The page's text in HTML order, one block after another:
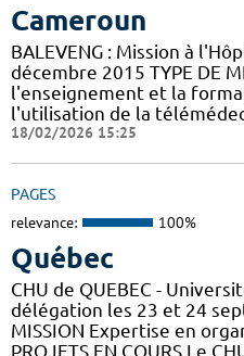
Cameroun
BALEVENG : Mission à
décembre 2015 TYPE DE
l'enseignement et la
l'utilisation de la
18/02/2026 15:25
PAGES
relevance: 100%
Québec
CHU de QUEBEC -
délégation les 23 et 24
MISSION Expertise en
PROJETS EN COURS Le